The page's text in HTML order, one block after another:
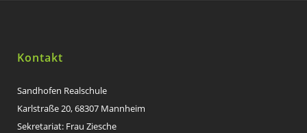
Kontakt
Sandhofen Realschule
Karlstraße 20, 68307 Mannheim
Sekretariat: Frau Ziesche